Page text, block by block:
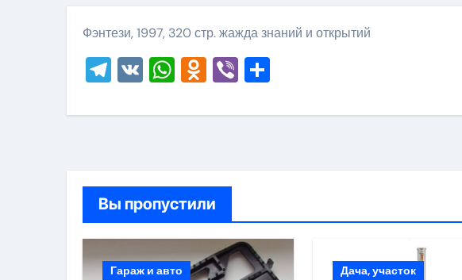
Фэнтези, 1997, 320 стр. жажда знаний и открытий
Telegram
VKWhatsApp
Odnoklassniki
Viber
Вы пропустили
Гараж и авто Дача, участок